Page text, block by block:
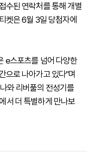
수된 연락처를 통해 개별
켓은 6월 3일 당첨자에
e스포츠를 넘어 다양한
으로 나아가고 있다"며
와 리버풀의 전성기를
서 더 특별하게 만나보